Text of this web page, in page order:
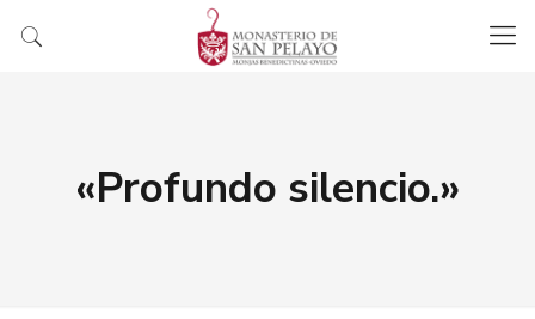
«Profundo silencio.»